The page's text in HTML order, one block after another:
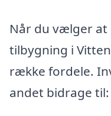
Når du vælger at
tilbygning i
række fordele.
andet bidrage til: